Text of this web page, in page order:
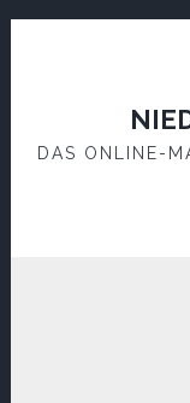
Skip
Skip
DAS ONLINE-